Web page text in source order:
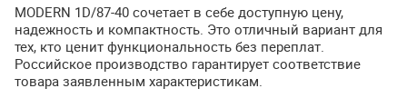
MODERN 1D/87-40 сочетает в себе доступную цену,
надежность и компактность. Это отличный вариант для
тех, кто ценит функциональность без переплат.
Российское производство гарантирует соответствие
товара заявленным характеристикам.